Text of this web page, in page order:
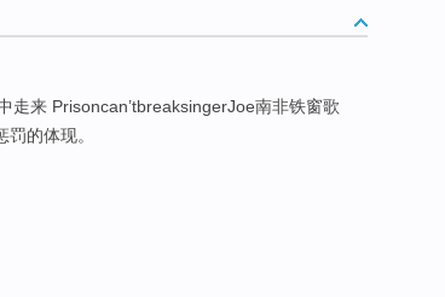
走来 Prisoncan’tbreaksingerJoe南非铁窗歌
的体现。